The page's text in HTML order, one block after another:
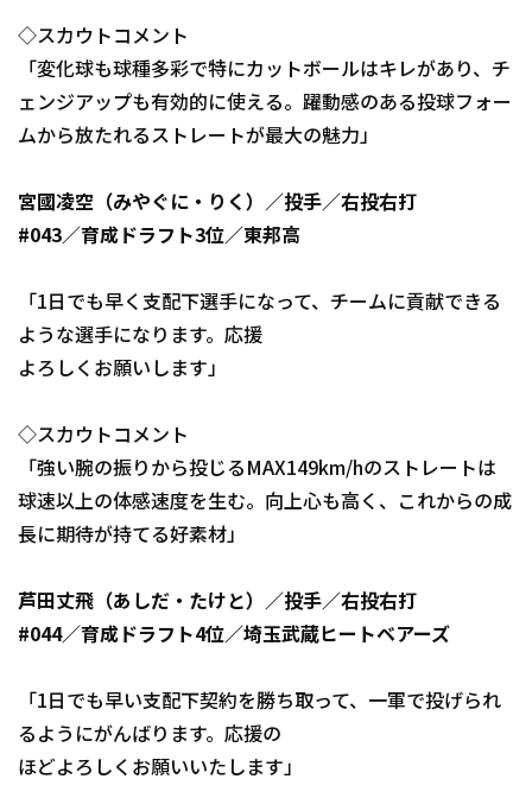
◇スカウトコメント
「変化球も球種多彩で特にカットボールはキレがあり、チ
ェンジアップも有効的に使える。躍動感のある投球フォー
ムから放たれるストレートが最大の魅力」
宮國凌空（みやぐに・りく）／投手／右投右打
#043／育成ドラフト3位／東邦高
「1日でも早く支配下選手になって、チームに貢献できる
ような選手になります。応援
よろしくお願いします」
◇スカウトコメント
「強い腕の振りから投じるMAX149km/hのストレートは
球速以上の体感速度を生む。向上心も高く、これからの成
長に期待が持てる好素材」
芦田丈飛（あしだ・たけと）／投手／右投右打
#044／育成ドラフト4位／埼玉武蔵ヒートベアーズ
「1日でも早い支配下契約を勝ち取って、一軍で投げられ
るようにがんばります。応援の
ほどよろしくお願いいたします」